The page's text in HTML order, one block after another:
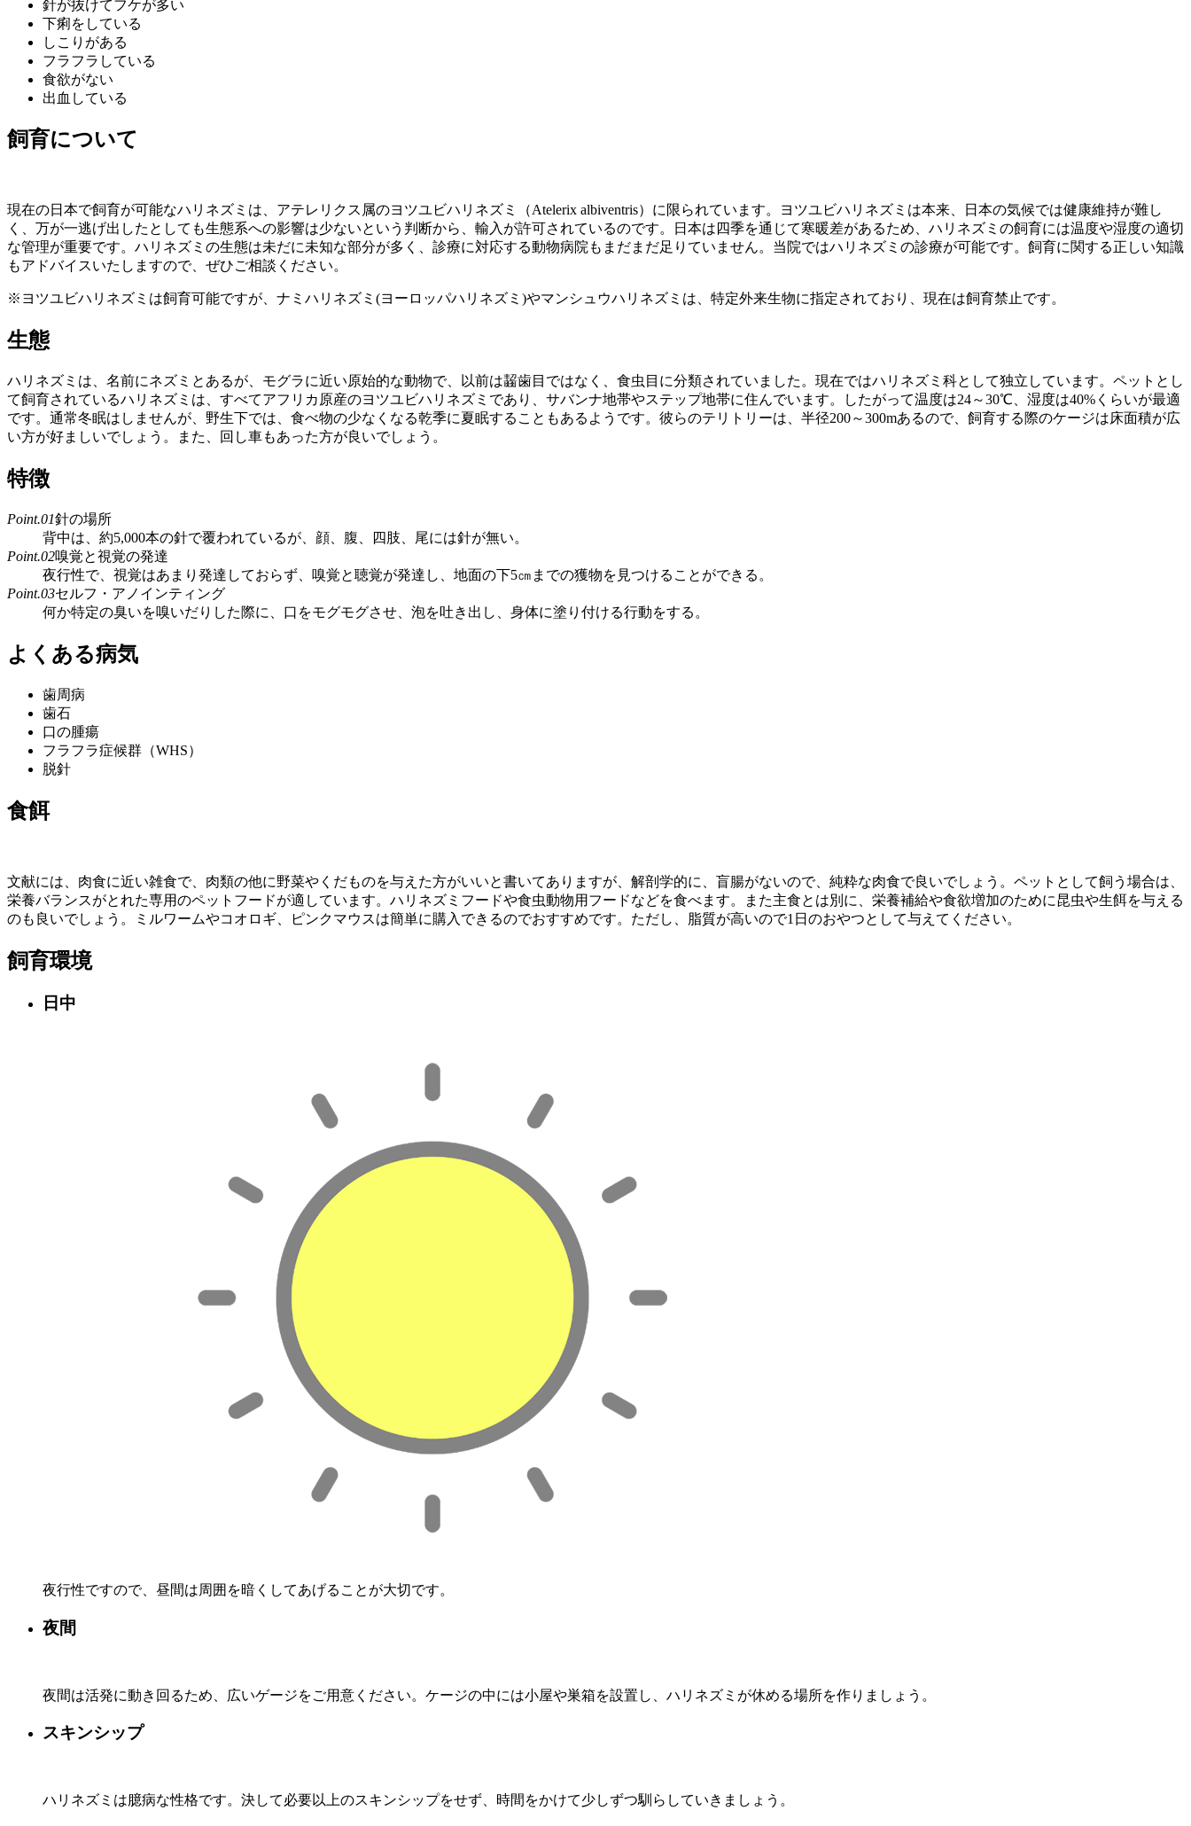
針が抜けてフケが多い
下痢をしている
しこりがある
フラフラしている
食欲がない
出血している
飼育について
現在の日本で飼育が可能なハリネズミは、アテレリクス属のヨツユビハリネズミ（Atelerix albiventris）に限られています。ヨツユビハリネズミは本来、日本の気候では健康維持が難し
く、万が一逃げ出したとしても生態系への影響は少ないという判断から、輸入が許可されているのです。日本は四季を通じて寒暖差があるため、ハリネズミの飼育には温度や湿度の適切
な管理が重要です。ハリネズミの生態は未だに未知な部分が多く、診療に対応する動物病院もまだまだ足りていません。当院ではハリネズミの診療が可能です。飼育に関する正しい知識
もアドバイスいたしますので、ぜひご相談ください。
※ヨツユビハリネズミは飼育可能ですが、ナミハリネズミ(ヨーロッパハリネズミ)やマンシュウハリネズミは、特定外来生物に指定されており、現在は飼育禁止です。
生態
ハリネズミは、名前にネズミとあるが、モグラに近い原始的な動物で、以前は齧歯目ではなく、食虫目に分類されていました。現在ではハリネズミ科として独立しています。ペットとし
て飼育されているハリネズミは、すべてアフリカ原産のヨツユビハリネズミであり、サバンナ地帯やステップ地帯に住んでいます。したがって温度は24～30℃、湿度は40%くらいが最適
です。通常冬眠はしませんが、野生下では、食べ物の少なくなる乾季に夏眠することもあるようです。彼らのテリトリーは、半径200～300mあるので、飼育する際のケージは床面積が広
い方が好ましいでしょう。また、回し車もあった方が良いでしょう。
特徴
Point.01針の場所
背中は、約5,000本の針で覆われているが、顔、腹、四肢、尾には針が無い。
Point.02嗅覚と視覚の発達
夜行性で、視覚はあまり発達しておらず、嗅覚と聴覚が発達し、地面の下5㎝までの獲物を見つけることができる。
Point.03セルフ・アノインティング
何か特定の臭いを嗅いだりした際に、口をモグモグさせ、泡を吐き出し、身体に塗り付ける行動をする。
よくある病気
歯周病
歯石
口の腫瘍
フラフラ症候群（WHS）
脱針
食餌
文献には、肉食に近い雑食で、肉類の他に野菜やくだものを与えた方がいいと書いてありますが、解剖学的に、盲腸がないので、純粋な肉食で良いでしょう。ペットとして飼う場合は、
栄養バランスがとれた専用のペットフードが適しています。ハリネズミフードや食虫動物用フードなどを食べます。また主食とは別に、栄養補給や食欲増加のために昆虫や生餌を与える
のも良いでしょう。ミルワームやコオロギ、ピンクマウスは簡単に購入できるのでおすすめです。ただし、脂質が高いので1日のおやつとして与えてください。
飼育環境
日中
夜行性ですので、昼間は周囲を暗くしてあげることが大切です。
夜間
夜間は活発に動き回るため、広いゲージをご用意ください。ケージの中には小屋や巣箱を設置し、ハリネズミが休める場所を作りましょう。
スキンシップ
ハリネズミは臆病な性格です。決して必要以上のスキンシップをせず、時間をかけて少しずつ馴らしていきましょう。